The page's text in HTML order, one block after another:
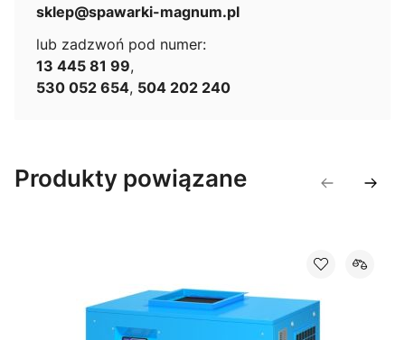
sklep@spawarki-magnum.pl
lub zadzwoń pod numer:
13 445 81 99,
530 052 654, 504 202 240
Produkty powiązane